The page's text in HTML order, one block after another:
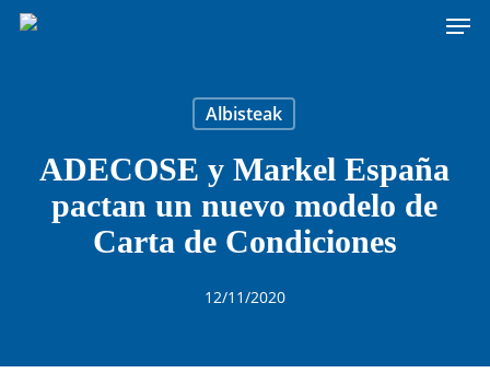
Skip
Albisteak
ADECOSE y Markel España
pactan un nuevo modelo de
Carta de Condiciones
12/11/2020